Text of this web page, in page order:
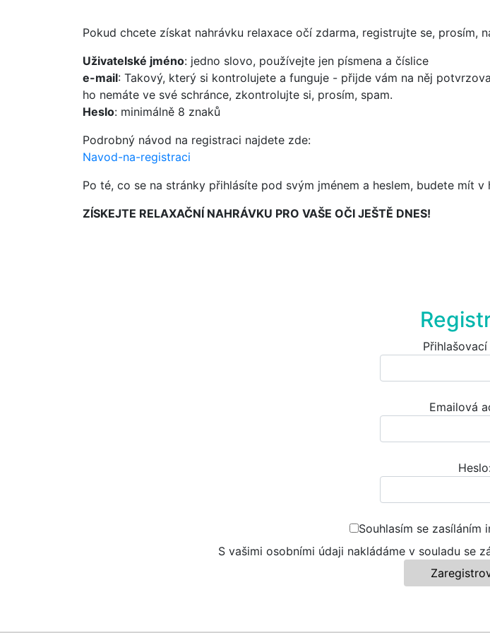
Pokud chcete získat nahrávku relaxace očí zdarma, registrujte se, prosím,
Uživatelské jméno: jedno slovo, používejte jen písmena a číslice
e-mail: Takový, který si kontrolujete a funguje - přijde vám na něj
ho nemáte ve své schránce, zkontrolujte si, prosím, spam.
Heslo: minimálně 8 znaků
Podrobný návod na registraci najdete zde:
Navod-na-registraci
Po té, co se na stránky přihlásíte pod svým jménem a heslem, budete mít
ZÍSKEJTE RELAXAČNÍ NAHRÁVKU PRO VAŠE OČI JEŠTĚ DNES!
Emailová
Souhlasím se zasíláním
S vašimi osobními údaji nakládáme v souladu se